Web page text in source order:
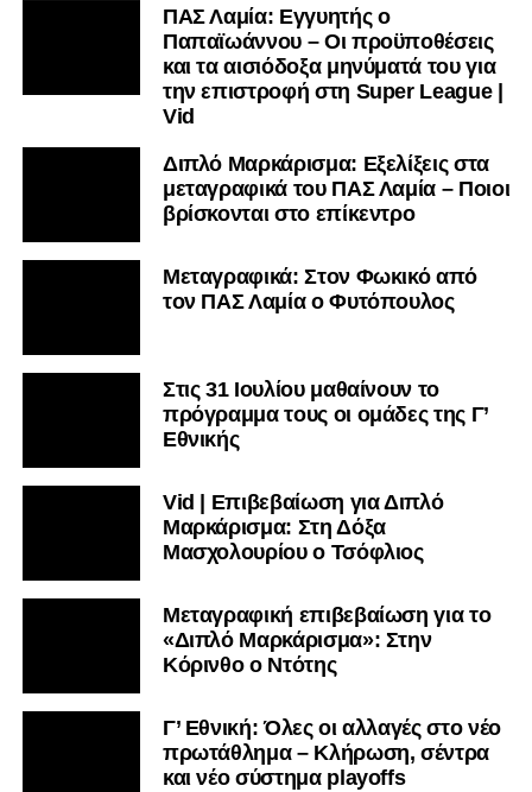
ΠΑΣ Λαμία: Εγγυητής ο
Παπαϊωάννου – Οι προϋποθέσεις
και τα αισιόδοξα μηνύματά του για
την επιστροφή στη Super League |
Vid
Διπλό Μαρκάρισμα: Εξελίξεις στα
μεταγραφικά του ΠΑΣ Λαμία – Ποιοι
βρίσκονται στο επίκεντρο
Μεταγραφικά: Στον Φωκικό από
τον ΠΑΣ Λαμία ο Φυτόπουλος
Στις 31 Ιουλίου μαθαίνουν το
πρόγραμμα τους οι ομάδες της Γ’
Εθνικής
Vid | Επιβεβαίωση για Διπλό
Μαρκάρισμα: Στη Δόξα
Μασχολουρίου ο Τσόφλιος
Μεταγραφική επιβεβαίωση για το
«Διπλό Μαρκάρισμα»: Στην
Κόρινθο ο Ντότης
Γ’ Εθνική: Όλες οι αλλαγές στο νέο
πρωτάθλημα – Κλήρωση, σέντρα
και νέο σύστημα playoffs